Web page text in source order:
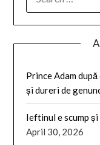
Prince Adam
și dureri de
Ieftinul e scump
April 30, 2026